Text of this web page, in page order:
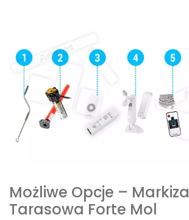
Możliwe Opcje – Markiza
Tarasowa Forte Mol